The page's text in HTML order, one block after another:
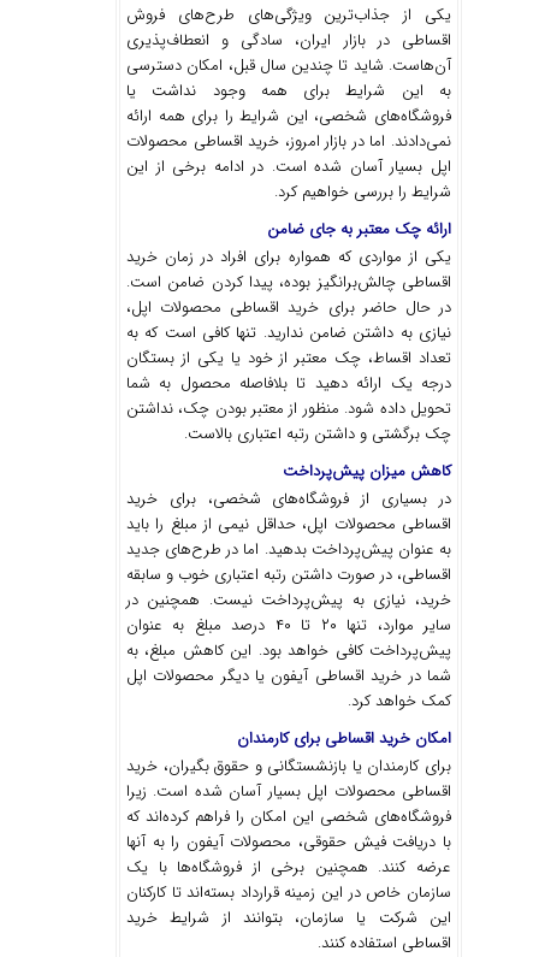
یکی از جذاب‌ترین ویژگی‌های طرح‌های فروش
اقساطی در بازار ایران، سادگی و انعطاف‌پذیری
آن‌هاست. شاید تا چندین سال قبل، امکان دسترسی
به این شرایط برای همه وجود نداشت یا
فروشگاه‌های شخصی، این شرایط را برای همه ارائه
نمی‌دادند. اما در بازار امروز، خرید اقساطی محصولات
اپل بسیار آسان شده است. در ادامه برخی از این
شرایط را بررسی خواهیم کرد.
ارائه چک معتبر به جای ضامن
یکی از مواردی که همواره برای افراد در زمان خرید
اقساطی چالش‌برانگیز بوده، پیدا کردن ضامن است.
در حال حاضر برای خرید اقساطی محصولات اپل،
نیازی به داشتن ضامن ندارید. تنها کافی است که به
تعداد اقساط، چک معتبر از خود یا یکی از بستگان
درجه یک ارائه دهید تا بلافاصله محصول به شما
تحویل داده شود. منظور از معتبر بودن چک، نداشتن
چک برگشتی و داشتن رتبه اعتباری بالاست.
کاهش میزان پیش‌پرداخت
در بسیاری از فروشگاه‌های شخصی، برای خرید
اقساطی محصولات اپل، حداقل نیمی از مبلغ را باید
به عنوان پیش‌پرداخت بدهید. اما در طرح‌های جدید
اقساطی، در صورت داشتن رتبه اعتباری خوب و سابقه
خرید، نیازی به پیش‌پرداخت نیست. همچنین در
سایر موارد، تنها ۲۰ تا ۴۰ درصد مبلغ به عنوان
پیش‌پرداخت کافی خواهد بود. این کاهش مبلغ، به
شما در خرید اقساطی آیفون یا دیگر محصولات اپل
کمک خواهد کرد.
امکان خرید اقساطی برای کارمندان
برای کارمندان یا بازنشستگانی و حقوق بگیران، خرید
اقساطی محصولات اپل بسیار آسان شده است. زیرا
فروشگاه‌های شخصی این امکان را فراهم کرده‌اند که
با دریافت فیش حقوقی، محصولات آیفون را به آنها
عرضه کنند. همچنین برخی از فروشگاه‌ها با یک
سازمان خاص در این زمینه قرارداد بسته‌اند تا کارکنان
این شرکت یا سازمان، بتوانند از شرایط خرید
اقساطی استفاده کنند.